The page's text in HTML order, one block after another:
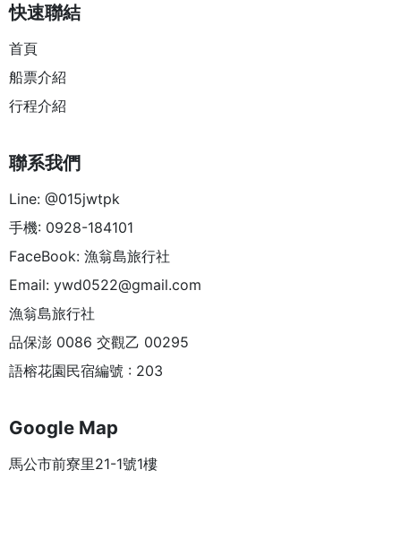
快速聯結
首頁
船票介紹
行程介紹
聯系我們
Line: @015jwtpk
手機: 0928-184101
FaceBook: 漁翁島旅行社
Email: ywd0522@gmail.com
漁翁島旅行社
品保澎 0086 交觀乙 00295
語榕花園民宿編號 : 203
Google Map
馬公市前寮里21-1號1樓